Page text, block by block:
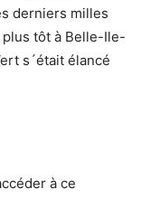
derniers milles
tôt à Belle-Ile-
s´était élancé
à ce